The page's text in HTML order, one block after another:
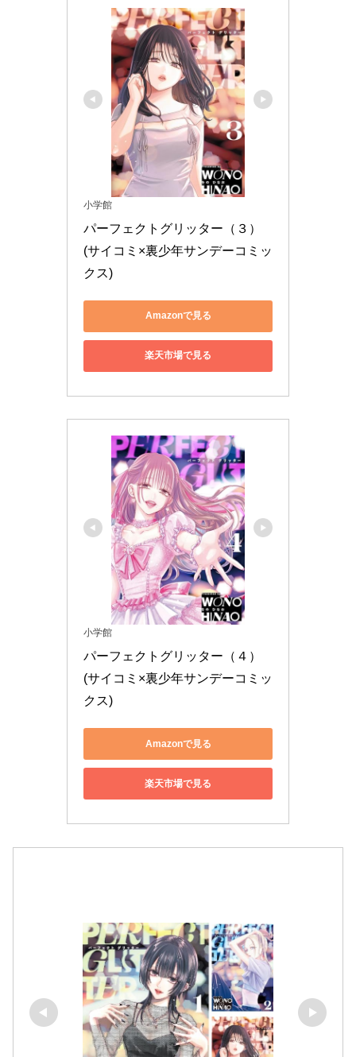
小学館
パーフェクトグリッター（３）
(サイコミ×裏少年サンデーコミッ
クス)
Amazonで見る
楽天市場で見る
小学館
パーフェクトグリッター（４）
(サイコミ×裏少年サンデーコミッ
クス)
Amazonで見る
楽天市場で見る